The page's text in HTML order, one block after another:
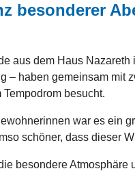
besonderer
aus dem Haus
– haben gemeinsam mit
Tempodrom besucht.
war es ein
schöner, dass dieser
besondere Atmosphäre